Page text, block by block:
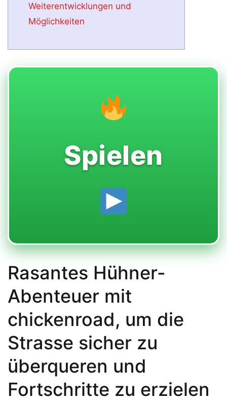
Weiterentwicklungen und
Möglichkeiten
Spielen
Rasantes Hühner-
Abenteuer mit
chickenroad, um die
Strasse sicher zu
überqueren und
Fortschritte zu erzielen